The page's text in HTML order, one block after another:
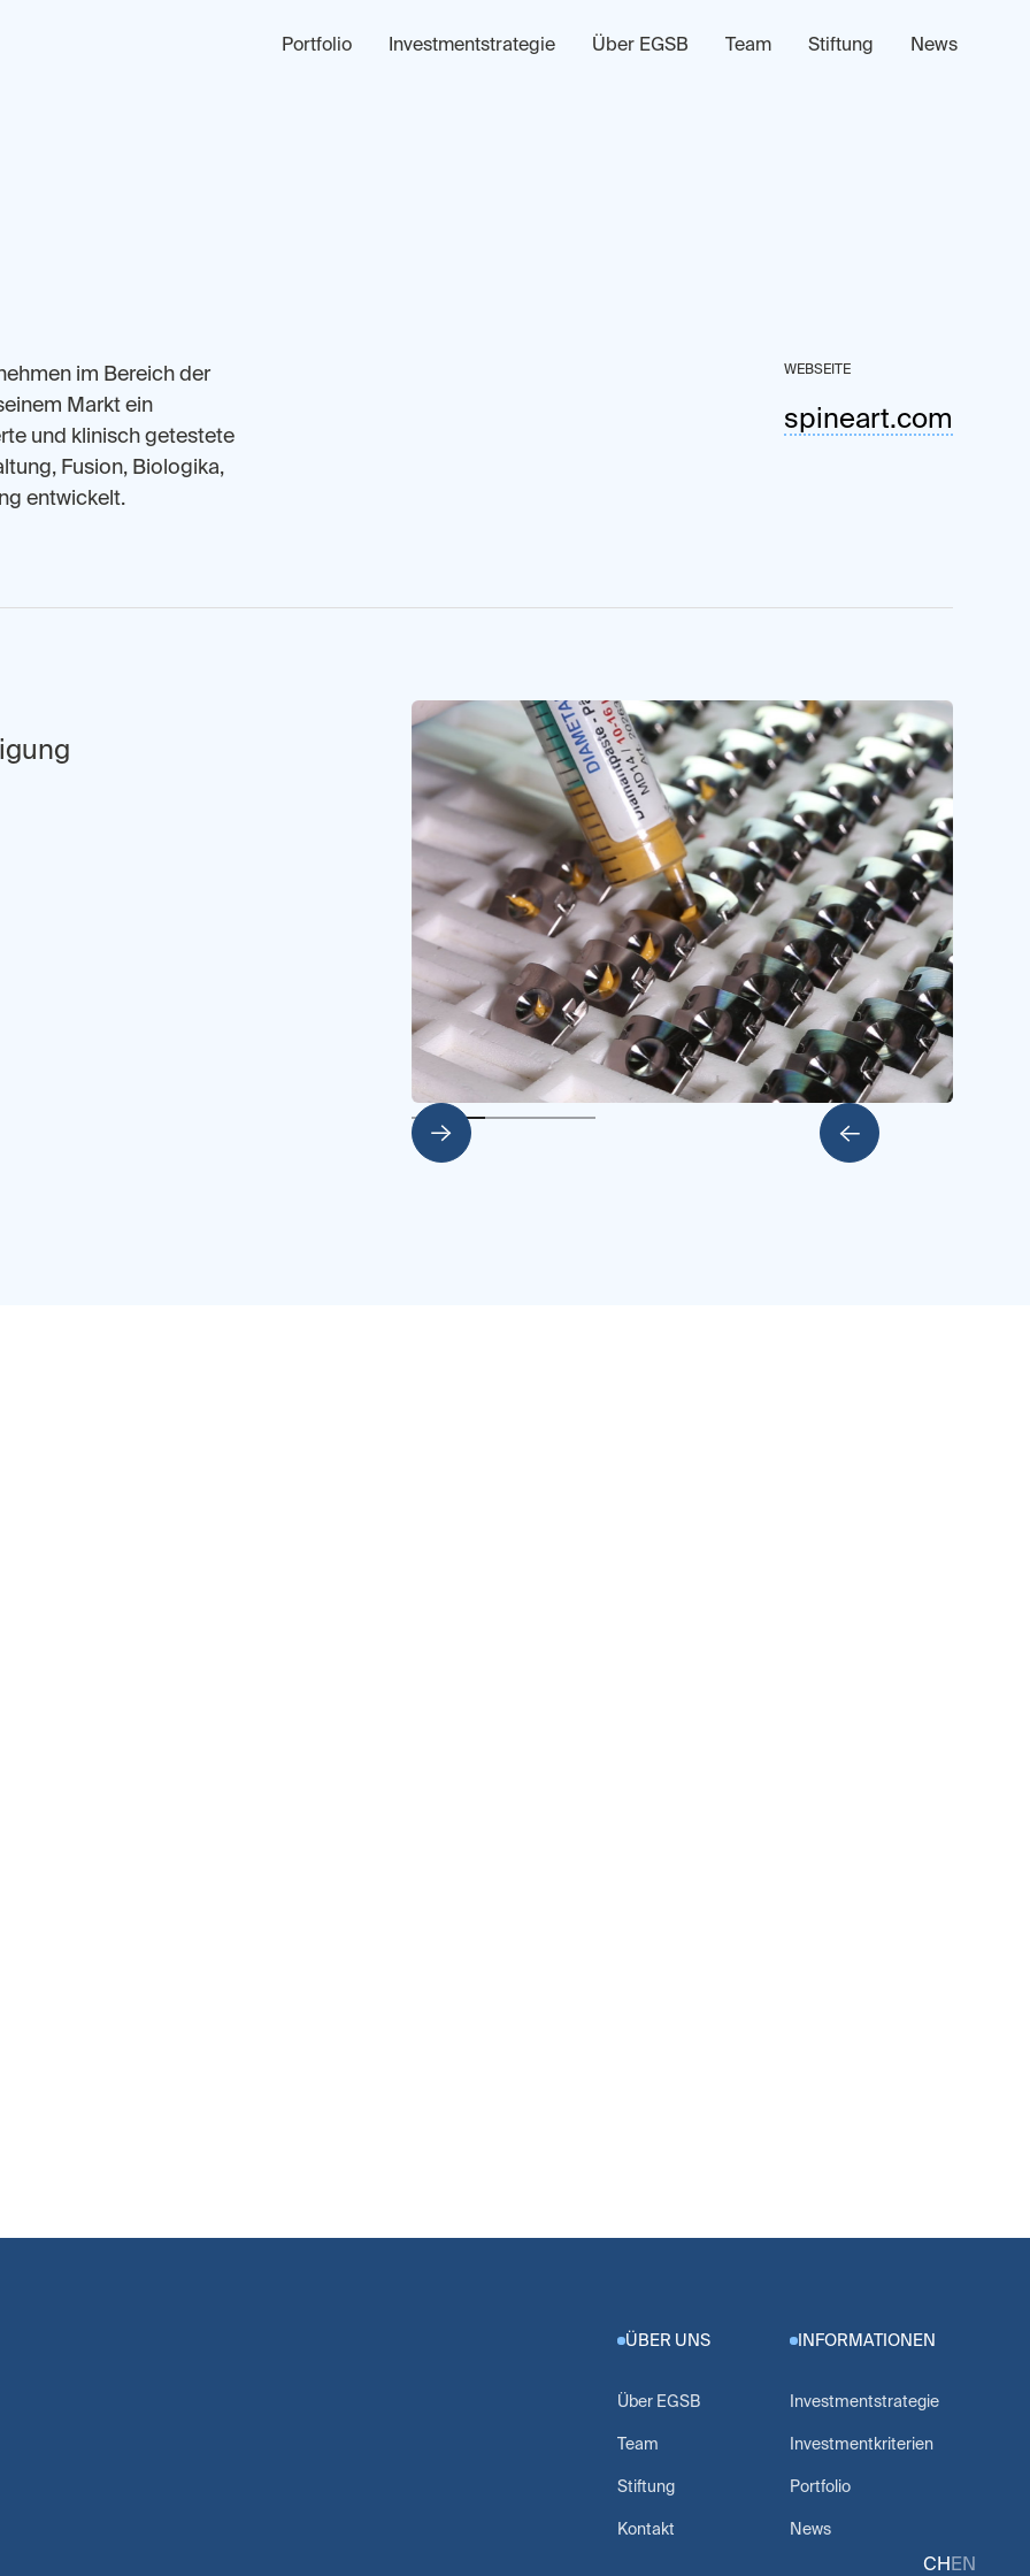
Portfolio Investmentstrategie Über EGSB Team Stiftung News
im Bereich der
Markt ein
und klinisch getestete
Fusion, Biologika,
entwickelt.
WEBSEITE
spineart.com
Slide 2 of 5.
ÜBER UNS
Über EGSB
Team
Stiftung
Kontakt
INFORMATIONEN
Investmentstrategie
Investmentkriterien
Portfolio
News
CH EN